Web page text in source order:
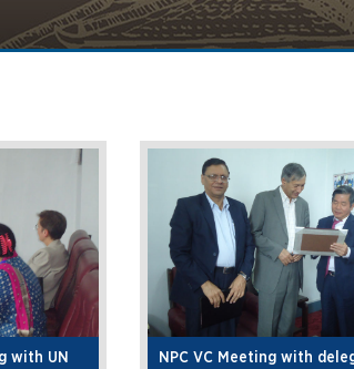
with UN
NPC VC Meeting with